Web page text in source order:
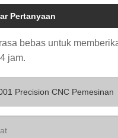
Pertanyaan
bebas untuk
jam.